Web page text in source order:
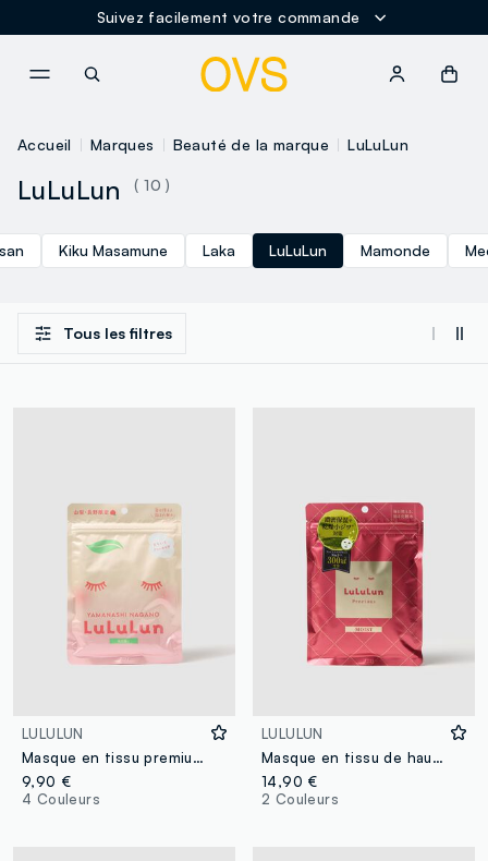
Suivez facilement votre commande
Accueil Marques Beauté de la marque LuLuLun
LuLuLun ( 10 )
Kiku Masamune Laka LuLuLun Mamonde
Tous les filtres
LULULUN
Masque en tissu premium avec jus de pêche hydratant et apaisant et extrait de miel fermenté de la région japonaise Yamanashi. Le paquet contient 7 masques en tissu. Parfait pour un usage quotidien.
9,90 €
4 Couleurs
LULULUN
Masque en tissu de haute qualité avec huile de graines de melon hydratante provenant de la région japonaise de Hokkaido. Le paquet contient 7 masques en tissu. Parfait pour un usage quotidien.
14,90 €
2 Couleurs